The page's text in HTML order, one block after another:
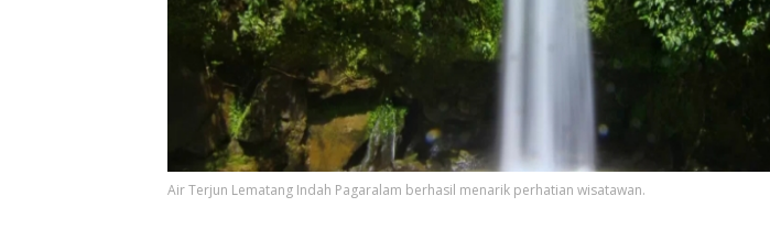
Air Terjun Lematang Indah Pagaralam berhasil menarik perhatian wisatawan.